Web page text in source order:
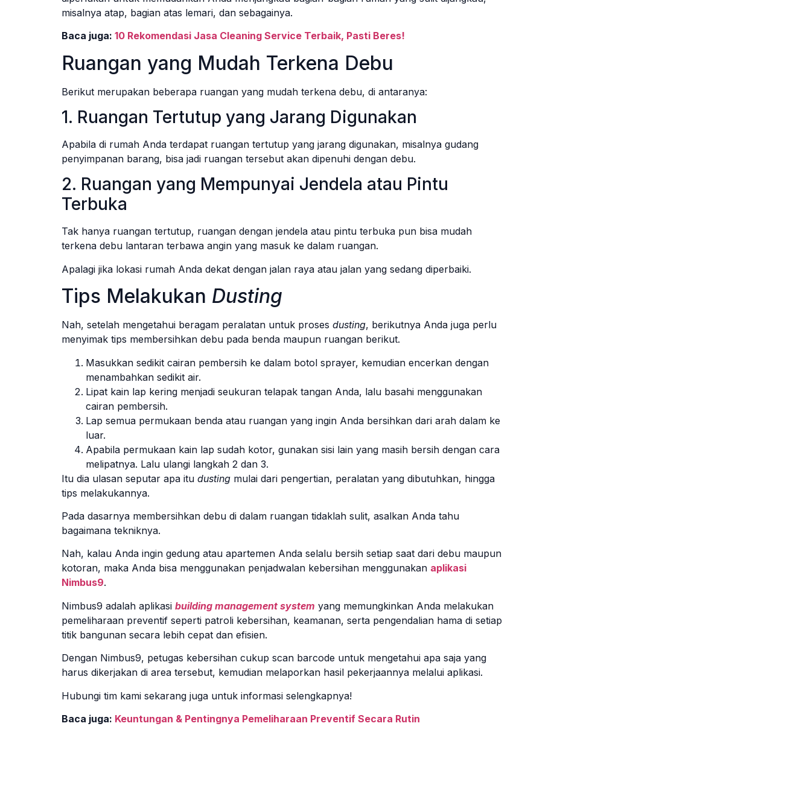
misalnya atap, bagian atas lemari, dan sebagainya.
Baca juga: 10 Rekomendasi Jasa Cleaning Service Terbaik, Pasti Beres!
Ruangan yang Mudah Terkena Debu
Berikut merupakan beberapa ruangan yang mudah terkena debu, di antaranya:
1. Ruangan Tertutup yang Jarang Digunakan
Apabila di rumah Anda terdapat ruangan tertutup yang jarang digunakan, misalnya gudang
penyimpanan barang, bisa jadi ruangan tersebut akan dipenuhi dengan debu.
2. Ruangan yang Mempunyai Jendela atau Pintu
Terbuka
Tak hanya ruangan tertutup, ruangan dengan jendela atau pintu terbuka pun bisa mudah
terkena debu lantaran terbawa angin yang masuk ke dalam ruangan.
Apalagi jika lokasi rumah Anda dekat dengan jalan raya atau jalan yang sedang diperbaiki.
Tips Melakukan Dusting
Nah, setelah mengetahui beragam peralatan untuk proses dusting, berikutnya Anda juga perlu
menyimak tips membersihkan debu pada benda maupun ruangan berikut.
Masukkan sedikit cairan pembersih ke dalam botol sprayer, kemudian encerkan dengan
menambahkan sedikit air.
Lipat kain lap kering menjadi seukuran telapak tangan Anda, lalu basahi menggunakan
cairan pembersih.
Lap semua permukaan benda atau ruangan yang ingin Anda bersihkan dari arah dalam ke
luar.
Apabila permukaan kain lap sudah kotor, gunakan sisi lain yang masih bersih dengan cara
melipatnya. Lalu ulangi langkah 2 dan 3.
Itu dia ulasan seputar apa itu dusting mulai dari pengertian, peralatan yang dibutuhkan, hingga
tips melakukannya.
Pada dasarnya membersihkan debu di dalam ruangan tidaklah sulit, asalkan Anda tahu
bagaimana tekniknya.
Nah, kalau Anda ingin gedung atau apartemen Anda selalu bersih setiap saat dari debu maupun
kotoran, maka Anda bisa menggunakan penjadwalan kebersihan menggunakan aplikasi
Nimbus9.
Nimbus9 adalah aplikasi building management system yang memungkinkan Anda melakukan
pemeliharaan preventif seperti patroli kebersihan, keamanan, serta pengendalian hama di setiap
titik bangunan secara lebih cepat dan efisien.
Dengan Nimbus9, petugas kebersihan cukup scan barcode untuk mengetahui apa saja yang
harus dikerjakan di area tersebut, kemudian melaporkan hasil pekerjaannya melalui aplikasi.
Hubungi tim kami sekarang juga untuk informasi selengkapnya!
Baca juga: Keuntungan & Pentingnya Pemeliharaan Preventif Secara Rutin